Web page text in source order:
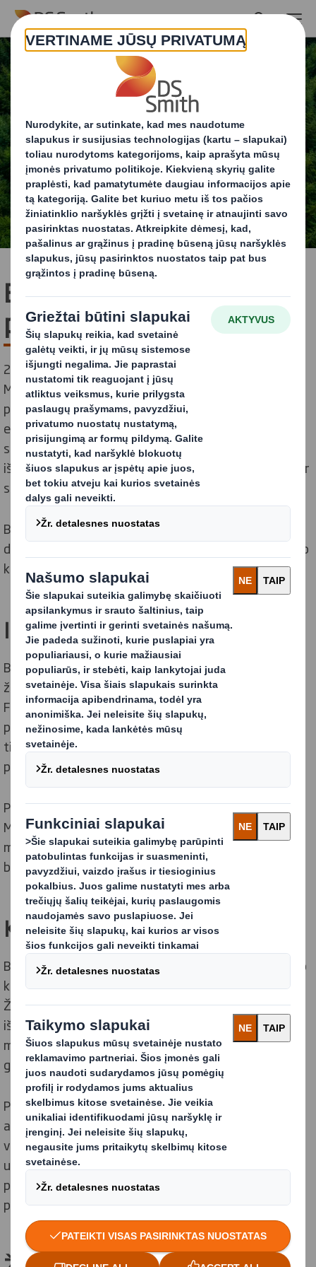
Skip to main content
Ellen MacArthur fondo
partnerystė
2019 m. gegužę tapome vienu iš nedaugelio Ellen
MacArthur fondo strateginių partnerių. Vadovaudami
pakuočių pramonei, siekiančiai labiau žiedinės
ekonomikos, norėjome pakviesti pagrindinius šios
srities mąstytojus į savo verslą, kad jie mestų mums
iššūkį ir padėtų toliau įgyvendinti šią darbotvarkę sau ir
savo klientams.
Bendradarbiaudami suEllen MacArthur fondu
daugiausia dėmesio skiriame trims pagrindinėms darbo
kryptims.
Inovacijos
Bendradarbiaujame su Fondu, siekdami paspartinti
žiedinės ekonomikos dizaino ir inovacijų darbotvarkę.
Fondas suteikia didžiulę pridėtinę vertę įvairiems
projektams, suteikdamas savo žinių ir įžvalgų, stiprų
tinklą ir gebėjimą skleisti mūsų istorijas visame
pasaulyje.
Pavyzdžiui, „HexcelWrap“ buvo įtraukta į Ellen
MacArthur fondo „Upstream Innovation Handbook“, o
mūsų žiedinio dizaino principai taip pat buvo sukurti
bendradarbiaujant su Ellen MacArthur fondu.
Klientas
Bendradarbiaudami su Fondu galime toliau padėti savo
klientams spręsti žiedinės ekonomikos uždavinius.
Žinome, kad mūsų klientai susiduria su dideliais
iššūkiais prisitaikydami prie žiedinės ekonomikos
mąstymo - nuo plastikų pakeitimo iki perdirbimo
galimybių.
Pavyzdžiui, EMF suteikė unikalių įžvalgų įvairiuose
aukšto lygio renginiuose, skirtuose klientams, taip pat
virtualiuose praktiniuose seminaruose.Šie bendri
užsiėmimai buvo skirti Kovid-19 poveikiui spręsti ir
pasiūlyti tvaresnį požiūrį į neprilygstamą klientų
patirtį.